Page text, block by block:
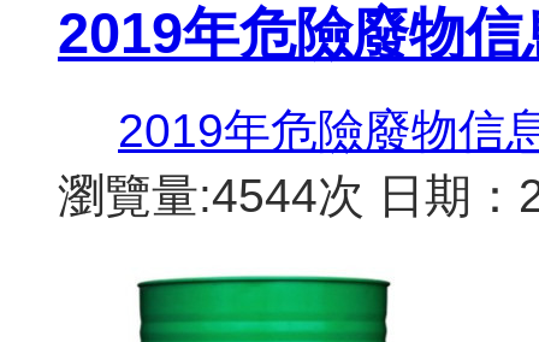
2019年危險廢物信
2019年危險廢物信
瀏覽量:4544次 日期